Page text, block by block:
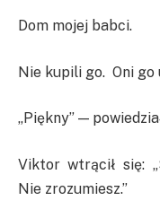
Dom mojej babci.
Nie kupili go. Oni go
„Piękny” —
Viktor wtrącił się:
Nie zrozumiesz.”